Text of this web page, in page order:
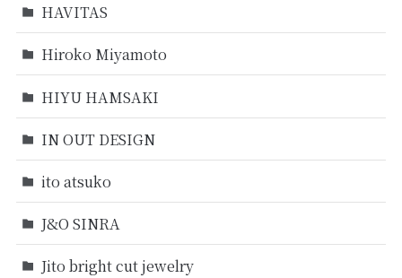
HAVITAS
Hiroko Miyamoto
HIYU HAMSAKI
IN OUT DESIGN
ito atsuko
J&O SINRA
Jito bright cut jewelry